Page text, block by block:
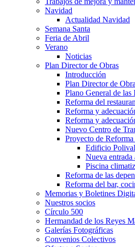
Navidad
Actualidad Navidad
Semana Santa
Feria de Abril
Verano
Noticias
Plan Director de Obras
Introducción
Plan Director de
Plano General de
Reforma del
Reforma y
Reforma y
Nuevo Centro de
Proyecto de
Edificio
Nueva entrada
Piscina
Reforma de las
Reforma del bar,
Memorias y Boletines
Nuestros socios
Círculo 500
Hermandad de los Reyes
Galerías Fotográficas
Convenios Colectivos